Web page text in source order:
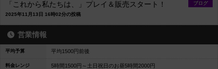
ブログ
「これから私たちは、」プレイ＆販売スタート！
2025年11月13日 16時02分の投稿
営業情報
平均予算 平均1500円前後
料金レンジ 5時間1500円～土日祝日のお昼5時間2000円